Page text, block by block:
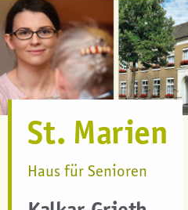
St. Marien
Haus für Senioren